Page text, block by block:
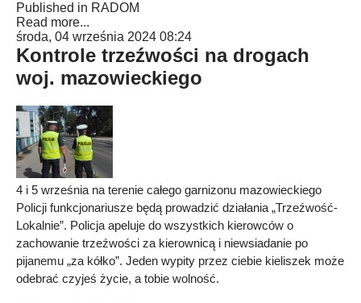
Published in RADOM
Read more...
środa, 04 września 2024 08:24
Kontrole trzeźwości na drogach
woj. mazowieckiego
4 i 5 września na terenie całego garnizonu mazowieckiego
Policji funkcjonariusze będą prowadzić działania „Trzeźwość-
Lokalnie”. Policja apeluje do wszystkich kierowców o
zachowanie trzeźwości za kierownicą i niewsiadanie po
pijanemu „za kółko”. Jeden wypity przez ciebie kieliszek może
odebrać czyjeś życie, a tobie wolność.